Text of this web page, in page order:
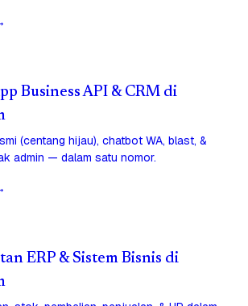
Business API & CRM di
(centang hijau), chatbot WA, blast, &
admin — dalam satu nomor.
ERP & Sistem Bisnis di